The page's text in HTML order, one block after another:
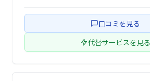
す。(※サービスは終了しています)
口コミを見る
代替サービスを見る